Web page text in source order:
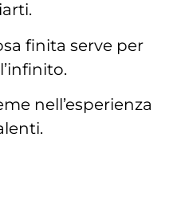
finita serve per
nell’esperienza